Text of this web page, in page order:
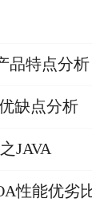
品特点分析
缺点分析
JAVA
性能优劣